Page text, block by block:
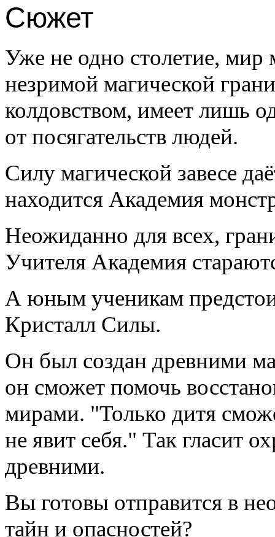
Сюжет
Уже не одно столетие, мир
незримой магической
колдовством, имеет лишь
от посягательств людей.
Силу магической завесе
находится Академия
Неожиданно для всех,
Учителя Академия
А юным ученикам
Кристалл Силы.
Он был создан древними
он сможет помочь
мирами. "Только дитя
не явит себя." Так гласит
древними.
Вы готовы отправится в
тайн и опасностей?